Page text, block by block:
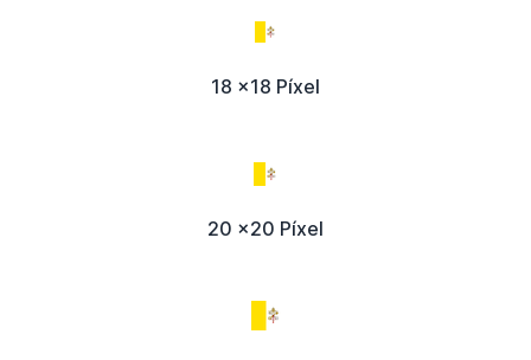
18 x18 Píxel
20 x20 Píxel